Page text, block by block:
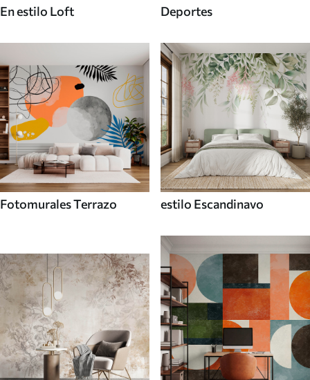
En estilo Loft Deportes
Fotomurales Terrazo estilo Escandinavo